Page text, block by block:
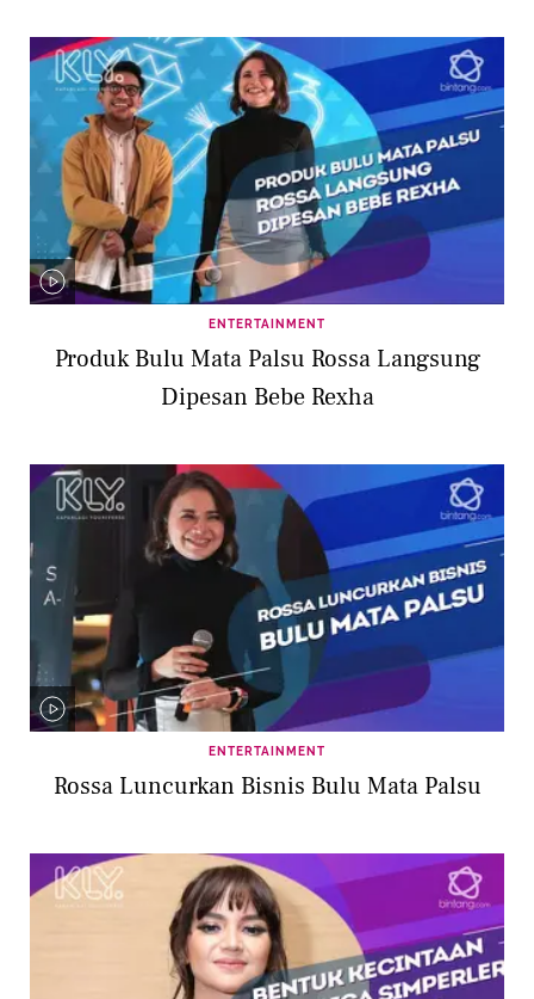
ENTERTAINMENT
Produk Bulu Mata Palsu Rossa Langsung
Dipesan Bebe Rexha
ENTERTAINMENT
Rossa Luncurkan Bisnis Bulu Mata Palsu